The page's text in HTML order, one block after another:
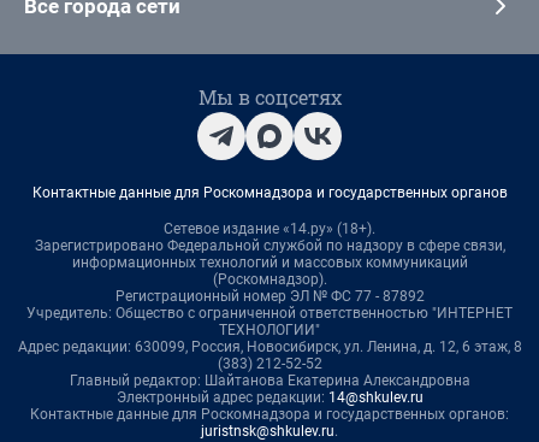
Все города сети
Мы в соцсетях
Контактные данные для Роскомнадзора и государственных органов
Сетевое издание «14.ру» (18+).
Зарегистрировано Федеральной службой по надзору в сфере связи,
информационных технологий и массовых коммуникаций
(Роскомнадзор).
Регистрационный номер ЭЛ № ФС 77 - 87892
Учредитель: Общество с ограниченной ответственностью "ИНТЕРНЕТ
ТЕХНОЛОГИИ"
Адрес редакции: 630099, Россия, Новосибирск, ул. Ленина, д. 12, 6 этаж, 8
(383) 212-52-52
Главный редактор: Шайтанова Екатерина Александровна
Электронный адрес редакции: 14@shkulev.ru
Контактные данные для Роскомнадзора и государственных органов:
juristnsk@shkulev.ru.